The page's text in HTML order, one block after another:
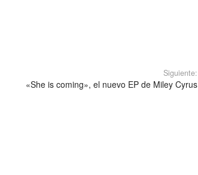
Siguiente:
«She is coming», el nuevo EP de Miley Cyrus